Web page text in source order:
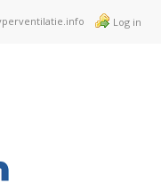
Log in